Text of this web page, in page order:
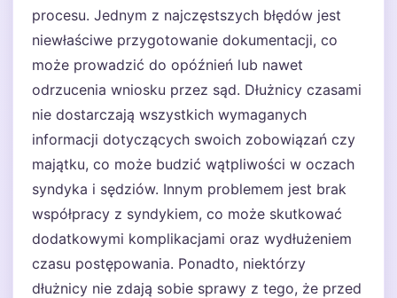
procesu. Jednym z najczęstszych błędów jest
niewłaściwe przygotowanie dokumentacji, co
może prowadzić do opóźnień lub nawet
odrzucenia wniosku przez sąd. Dłużnicy czasami
nie dostarczają wszystkich wymaganych
informacji dotyczących swoich zobowiązań czy
majątku, co może budzić wątpliwości w oczach
syndyka i sędziów. Innym problemem jest brak
współpracy z syndykiem, co może skutkować
dodatkowymi komplikacjami oraz wydłużeniem
czasu postępowania. Ponadto, niektórzy
dłużnicy nie zdają sobie sprawy z tego, że przed